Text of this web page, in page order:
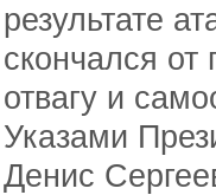
результате
скончался
отвагу и
Указами
Денис